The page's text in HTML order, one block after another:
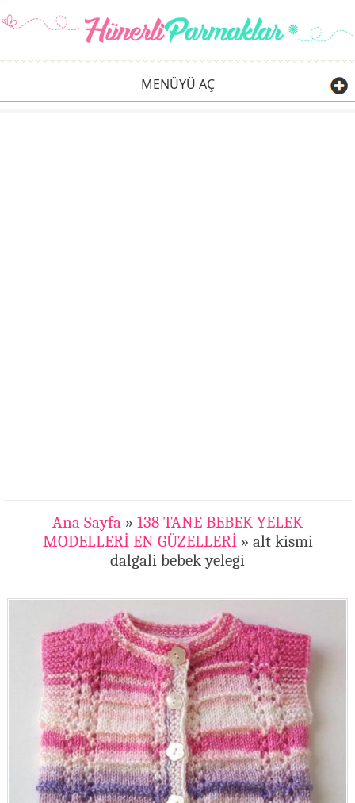
MENÜYÜ AÇ
Ana Sayfa » 138 TANE BEBEK YELEK
MODELLERİ EN GÜZELLERİ» alt kismi
dalgali bebek yelegi